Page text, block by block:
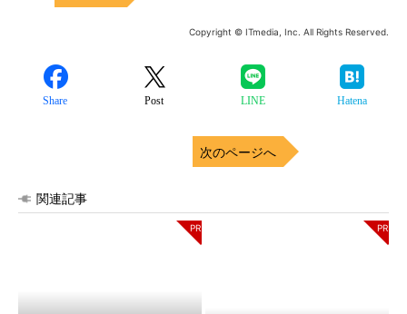
Copyright © ITmedia, Inc. All Rights Reserved.
Share Post LINE Hatena
次のページへ
関連記事